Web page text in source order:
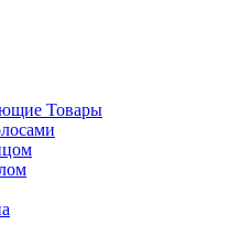
Товары